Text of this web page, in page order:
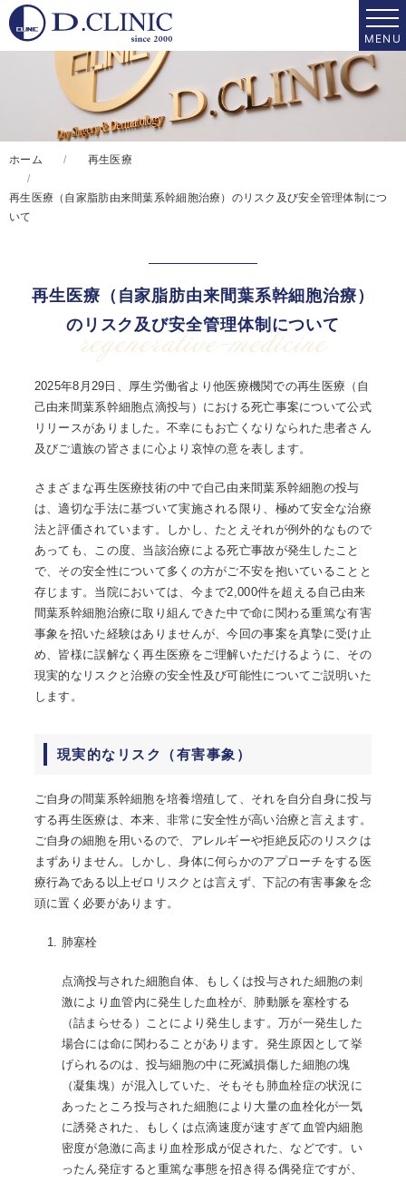
ホーム 再生医療
再生医療（自家脂肪由来間葉系幹細胞治療）のリスク及び安全管理体制につ
いて
再生医療（自家脂肪由来間葉系幹細胞治療）
のリスク及び安全管理体制について
regenerative-medicine
2025年8月29日、厚生労働省より他医療機関での再生医療（自
己由来間葉系幹細胞点滴投与）における死亡事案について公式
リリースがありました。不幸にもお亡くなりなられた患者さん
及びご遺族の皆さまに心より哀悼の意を表します。
さまざまな再生医療技術の中で自己由来間葉系幹細胞の投与
は、適切な手法に基づいて実施される限り、極めて安全な治療
法と評価されています。しかし、たとえそれが例外的なもので
あっても、この度、当該治療による死亡事故が発生したこと
で、その安全性について多くの方がご不安を抱いていることと
存じます。当院においては、今まで2,000件を超える自己由来
間葉系幹細胞治療に取り組んできた中で命に関わる重篤な有害
事象を招いた経験はありませんが、今回の事案を真摯に受け止
め、皆様に誤解なく再生医療をご理解いただけるように、その
現実的なリスクと治療の安全性及び可能性についてご説明いた
します。
現実的なリスク（有害事象）
ご自身の間葉系幹細胞を培養増殖して、それを自分自身に投与
する再生医療は、本来、非常に安全性が高い治療と言えます。
ご自身の細胞を用いるので、アレルギーや拒絶反応のリスクは
まずありません。しかし、身体に何らかのアプローチをする医
療行為である以上ゼロリスクとは言えず、下記の有害事象を念
頭に置く必要があります。
肺塞栓
点滴投与された細胞自体、もしくは投与された細胞の刺
激により血管内に発生した血栓が、肺動脈を塞栓する
（詰まらせる）ことにより発生します。万が一発生した
場合には命に関わることがあります。発生原因として挙
げられるのは、投与細胞の中に死滅損傷した細胞の塊
（凝集塊）が混入していた、そもそも肺血栓症の状況に
あったところ投与された細胞により大量の血栓化が一気
に誘発された、もしくは点滴速度が速すぎて血管内細胞
密度が急激に高まり血栓形成が促された、などです。い
ったん発症すると重篤な事態を招き得る偶発症ですが、